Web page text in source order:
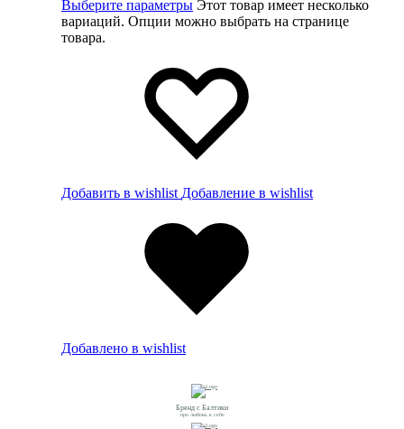
Выберите параметры Этот товар имеет несколько
вариаций. Опции можно выбрать на странице
товара.
Добавить в wishlist Добавление в wishlist
Добавлено в wishlist
Бренд с Балтики
про любовь к себе